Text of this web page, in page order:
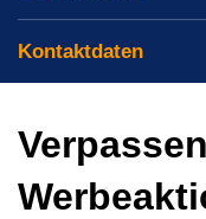
Kontaktdaten